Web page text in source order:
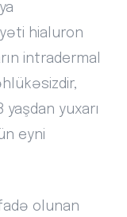
hialuron
intradermal
yuxarı
eyni
olunan